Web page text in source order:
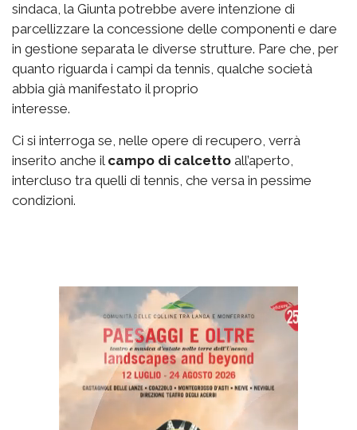
sindaca, la Giunta potrebbe avere intenzione di
parcellizzare la concessione delle componenti e dare
in gestione separata le diverse strutture. Pare che, per
quanto riguarda i campi da tennis, qualche società
abbia già manifestato il proprio
interesse.
Ci si interroga se, nelle opere di recupero, verrà
inserito anche il campo di calcetto all’aperto,
intercluso tra quelli di tennis, che versa in pessime
condizioni.